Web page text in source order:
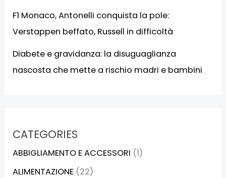
F1 Monaco, Antonelli conquista la pole:
Verstappen beffato, Russell in difficoltà
Diabete e gravidanza: la disuguaglianza
nascosta che mette a rischio madri e bambini
CATEGORIES
ABBIGLIAMENTO E ACCESSORI (1)
ALIMENTAZIONE (22)